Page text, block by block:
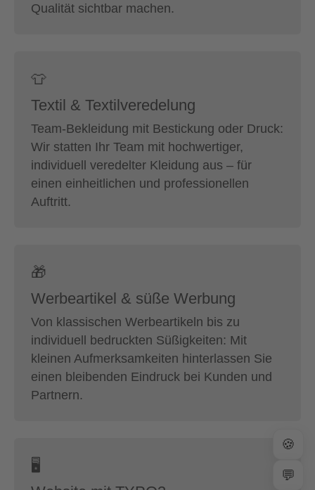
Qualität sichtbar machen.
👕
Textil & Textilveredelung
Team-Bekleidung mit Bestickung oder Druck:
Wir statten Ihr Team mit hochwertiger,
individuell veredelter Kleidung aus – für
einen einheitlichen und professionellen
Auftritt.
🎁
Werbeartikel & süße Werbung
Von klassischen Werbeartikeln bis zu
individuell bedruckten Süßigkeiten: Mit
kleinen Aufmerksamkeiten hinterlassen Sie
einen bleibenden Eindruck bei Kunden und
Partnern.
🖥
🍪
💬